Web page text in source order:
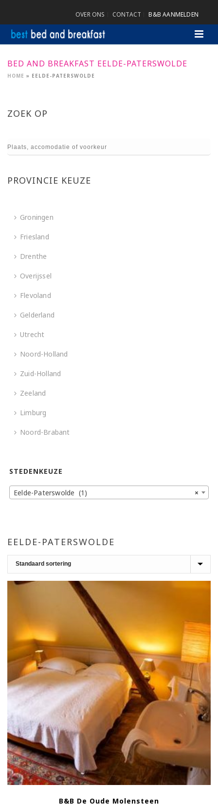
OVER ONS CONTACT B&B AANMELDEN
BED AND BREAKFAST EELDE-PATERSWOLDE
HOME » EELDE-PATERSWOLDE
EELDE-PATERSWOLDE
B&B De Oude Molensteen
ZOEK OP
PROVINCIE KEUZE
Groningen
Friesland
Drenthe
Overijssel
Flevoland
Gelderland
Utrecht
Noord-Holland
Zuid-Holland
Zeeland
Limburg
Noord-Brabant
STEDENKEUZE
×
Eelde-Paterswolde (1)